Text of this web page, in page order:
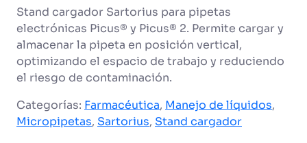
Stand cargador Sartorius para pipetas
electrónicas Picus® y Picus® 2. Permite cargar y
almacenar la pipeta en posición vertical,
optimizando el espacio de trabajo y reduciendo
el riesgo de contaminación.
Categorías: Farmacéutica, Manejo de líquidos,
Micropipetas, Sartorius, Stand cargador